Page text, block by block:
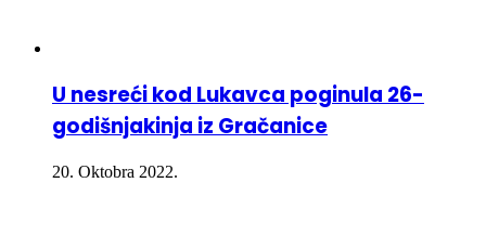
U nesreći kod Lukavca poginula 26-
godišnjakinja iz Gračanice
20. Oktobra 2022.